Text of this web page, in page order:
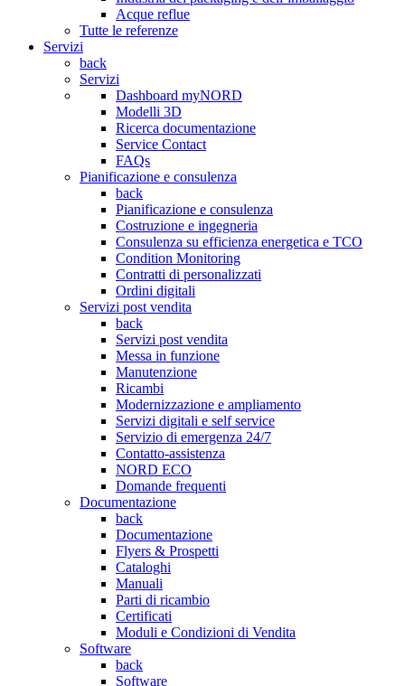
Acque reflue
Tutte le referenze
Servizi
back
Servizi
Dashboard myNORD
Modelli 3D
Ricerca documentazione
Service Contact
FAQs
Pianificazione e consulenza
back
Pianificazione e consulenza
Costruzione e ingegneria
Consulenza su efficienza energetica e TCO
Condition Monitoring
Contratti di personalizzati
Ordini digitali
Servizi post vendita
back
Servizi post vendita
Messa in funzione
Manutenzione
Ricambi
Modernizzazione e ampliamento
Servizi digitali e self service
Servizio di emergenza 24/7
Contatto-assistenza
NORD ECO
Domande frequenti
Documentazione
back
Documentazione
Flyers & Prospetti
Cataloghi
Manuali
Parti di ricambio
Certificati
Moduli e Condizioni di Vendita
Software
back
Software